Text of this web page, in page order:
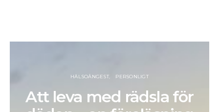
HÄLSOÅNGEST PERSONLIGT
Att leva med rädsla för